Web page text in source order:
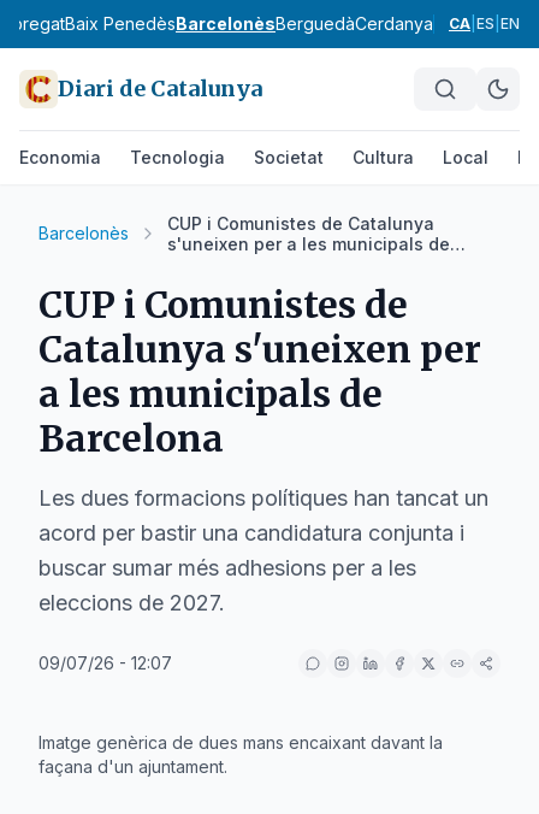
Baix PenedèsBarcelonèsBerguedàCerdanya Conca de
CA ES EN
Diari de Catalunya
Economia Tecnologia Societat Cultura Local
Barcelonès
CUP i Comunistes de Catalunya
s'uneixen per a les municipals de
CUP i Comunistes de
Catalunya s'uneixen per
a les municipals de
Barcelona
Les dues formacions polítiques han tancat un
acord per bastir una candidatura conjunta i
buscar sumar més adhesions per a les
eleccions de 2027.
09/07/26 - 12:07
Imatge genèrica de dues mans encaixant davant la
façana d'un ajuntament.